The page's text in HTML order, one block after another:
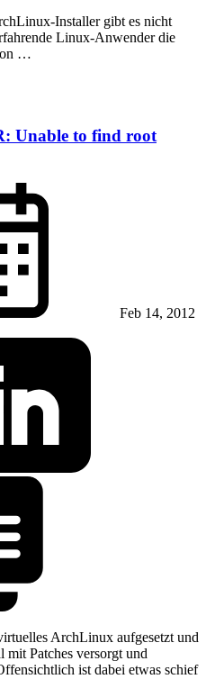
Installer gibt es nicht
Linux-Anwender die
…
Unable to find root
Feb 14, 2012
ArchLinux aufgesetzt und
mit Patches versorgt und
ist dabei etwas schief